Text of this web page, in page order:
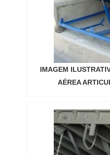
IMAGEM
AÉREA